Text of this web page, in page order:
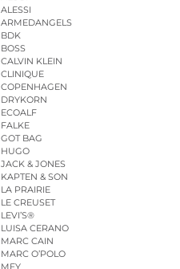
ALESSI
ARMEDANGELS
BDK
BOSS
CALVIN KLEIN
CLINIQUE
COPENHAGEN
DRYKORN
ECOALF
FALKE
GOT BAG
HUGO
JACK & JONES
KAPTEN & SON
LA PRAIRIE
LE CREUSET
LEVI’S®
LUISA CERANO
MARC CAIN
MARC O’POLO
MEY